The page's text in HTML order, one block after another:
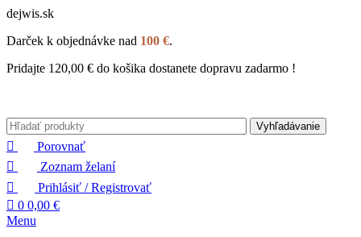
dejwis.sk
Darček k objednávke nad 100 €.
Pridajte 120,00 € do košika dostanete dopravu zadarmo !
Vyhľadávanie
Porovnať
Zoznam želaní
Prihlásiť / Registrovať
0 0,00 €
Menu